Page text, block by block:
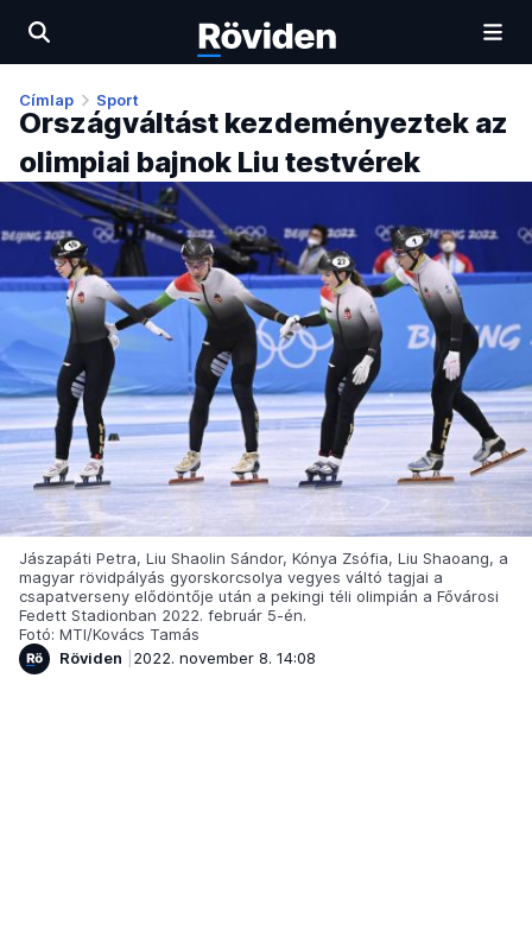
Címlap Sport
Országváltást kezdeményeztek az
olimpiai bajnok Liu testvérek
Jászapáti Petra, Liu Shaolin Sándor, Kónya Zsófia, Liu Shaoang, a
magyar rövidpályás gyorskorcsolya vegyes váltó tagjai a
csapatverseny elődöntője után a pekingi téli olimpián a Fővárosi
Fedett Stadionban 2022. február 5-én.
Fotó: MTI/Kovács Tamás
Röviden
2022. november 8. 14:08